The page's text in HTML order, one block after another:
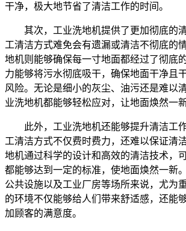
干净，极大地节省了清洁工作的时间。
其次，工业洗地机提供了更加彻底的清
工清洁方式难免会有遗漏或清洁不彻底的
地机则能够确保每一寸地面都经过了彻底
力能够将污水彻底吸干，确保地面干净且
风险。无论是细小的灰尘、油污还是难以
业洗地机都能够轻松应对，让地面焕然一新
此外，工业洗地机还能够提升清洁工作
工清洁方式不仅费时费力，还难以保证清
地机通过科学的设计和高效的清洁技术，
都能够达到一定的标准，使地面焕然一新
公共设施以及工业厂房等场所来说，尤为
的环境不仅能够给人们带来舒适感，还能
加顾客的满意度。